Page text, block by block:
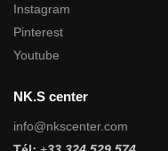
Instagram
Pinterest
Youtube
NK.S center
info@nkscenter.com